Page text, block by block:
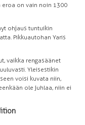
eroa on vain noin 1300
ohjaus tuntuikin
Pikkuautohan Yaris
vaikka rengasäänet
Yleisestikin
voisi kuvata niin,
ole juhlaa, niin ei